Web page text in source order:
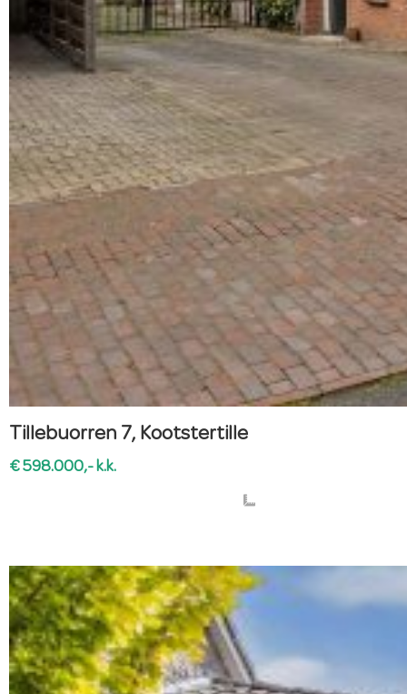
Tillebuorren 7, Kootstertille
€ 598.000,- k.k.